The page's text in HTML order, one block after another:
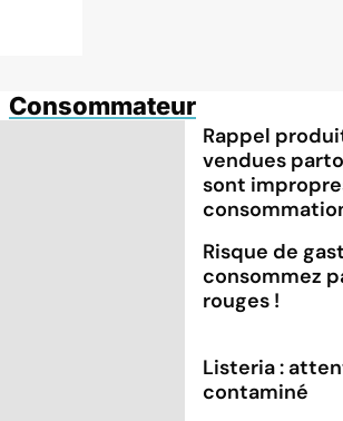
Consommateur
Rappel
vendues
sont
Risque de
consommez
rouges !
Listeria :
contaminé